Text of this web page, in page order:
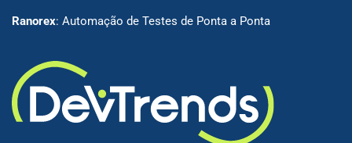
Ranorex: Automação de Testes de Ponta a Ponta